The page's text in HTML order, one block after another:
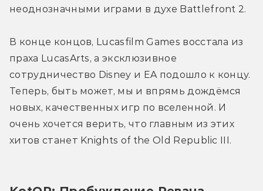
неоднозначными играми в духе Battlefront 2.
В конце концов, Lucasfilm Games восстала из
праха LucasArts, а эксклюзивное
сотрудничество Disney и EA подошло к концу.
Теперь, быть может, мы и впрямь дождёмся
новых, качественных игр по вселенной. И
очень хочется верить, что главным из этих
хитов станет Knights of the Old Republic III.